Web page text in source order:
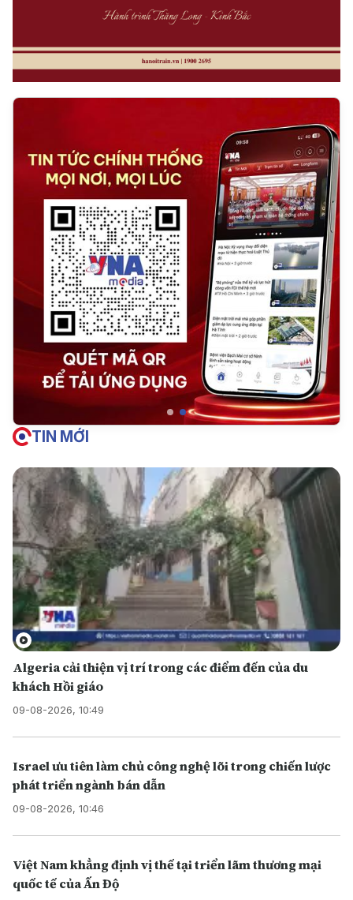
TIN MỚI
Algeria cải thiện vị trí trong các điểm đến của du
khách Hồi giáo
09-08-2026, 10:49
Israel ưu tiên làm chủ công nghệ lõi trong chiến lược
phát triển ngành bán dẫn
09-08-2026, 10:46
Việt Nam khẳng định vị thế tại triển lãm thương mại
quốc tế của Ấn Độ